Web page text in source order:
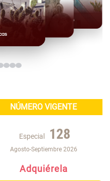
Mexicas
NÚMERO VIGENTE
Especial 128
Agosto-Septiembre 2026
Adquiérela